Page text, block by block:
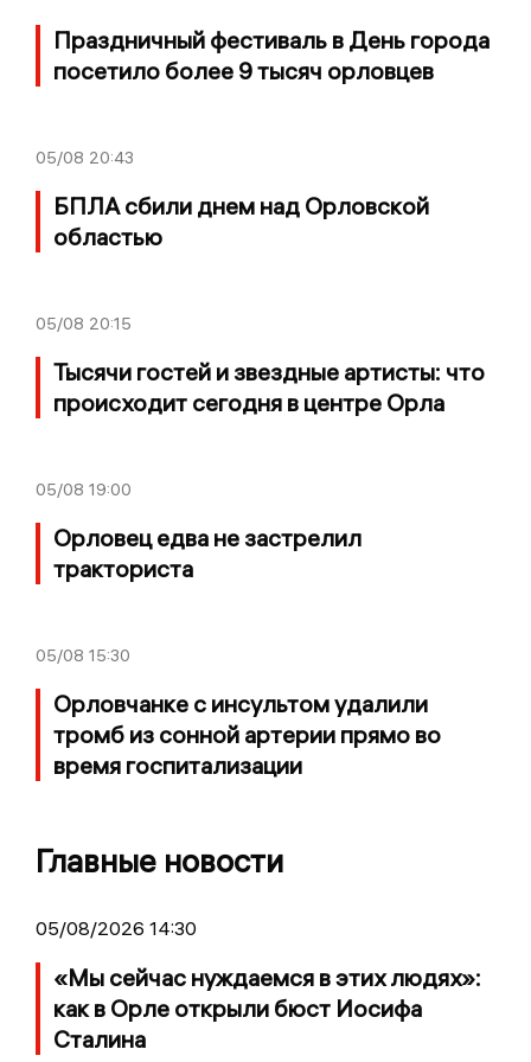
Праздничный фестиваль в День города
посетило более 9 тысяч орловцев
05/08 20:43
БПЛА сбили днем над Орловской
областью
05/08 20:15
Тысячи гостей и звездные артисты: что
происходит сегодня в центре Орла
05/08 19:00
Орловец едва не застрелил
тракториста
05/08 15:30
Орловчанке с инсультом удалили
тромб из сонной артерии прямо во
время госпитализации
Главные новости
05/08/2026 14:30
«Мы сейчас нуждаемся в этих людях»:
как в Орле открыли бюст Иосифа
Сталина